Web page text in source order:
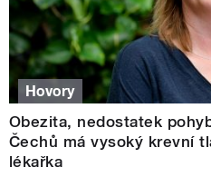
Hovory
Obezita, nedostatek
Čechů má vysoký krevní
lékařka